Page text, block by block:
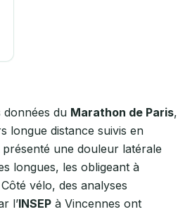
données du Marathon de Paris,
longue distance suivis en
une douleur latérale
longues, les obligeant à
vélo, des analyses
l’INSEP à Vincennes ont